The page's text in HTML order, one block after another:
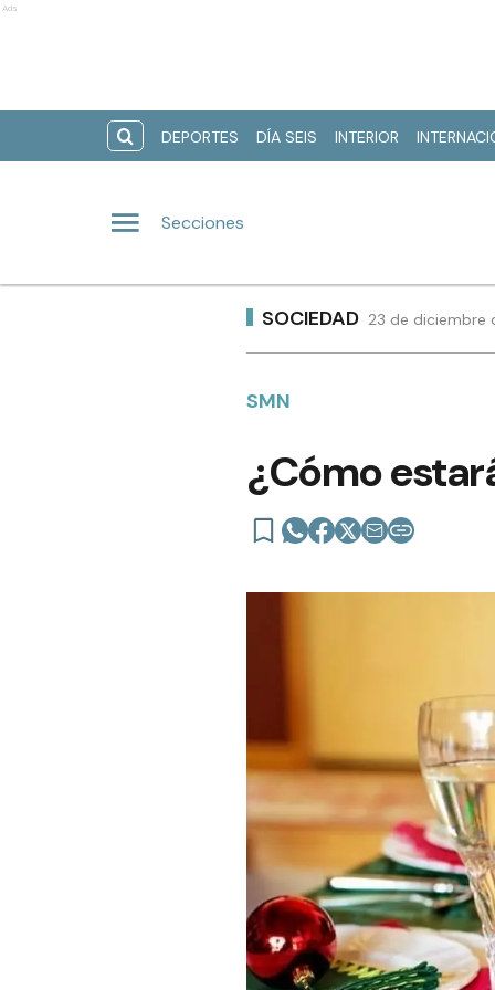
Ads
DEPORTES DÍA SEIS INTERIOR
Secciones
SOCIEDAD 23 de diciembre
SMN
¿Cómo